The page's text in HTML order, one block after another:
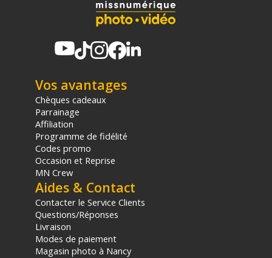
Vos avantages
Chèques cadeaux
Parrainage
Affiliation
Programme de fidélité
Codes promo
Occasion et Reprise
MN Crew
Aides & Contact
Contacter le Service Clients
Questions/Réponses
Livraison
Modes de paiement
Magasin photo à Nancy